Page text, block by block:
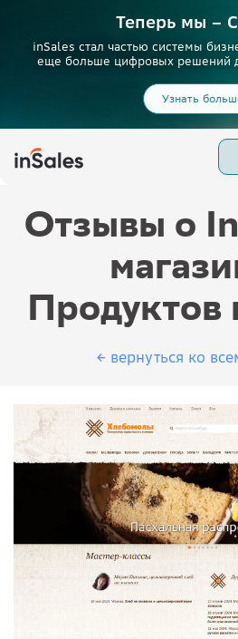
Теперь мы –
inSales стал частью системы
еще больше цифровых решений
Узнать
Отзывы о
Продуктов
← вернуться ко